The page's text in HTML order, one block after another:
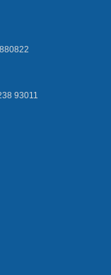
93011